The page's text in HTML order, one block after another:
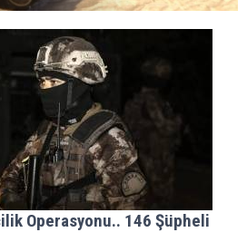
Operasyonu.. 146 Şüpheli